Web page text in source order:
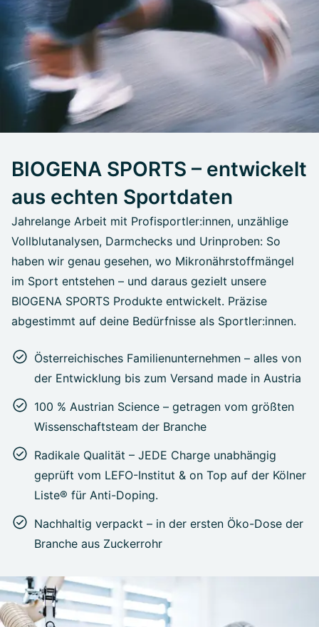
BIOGENA SPORTS – entwickelt
aus echten Sportdaten
Jahrelange Arbeit mit Profisportler:innen, unzählige
Vollblutanalysen, Darmchecks und Urinproben: So
haben wir genau gesehen, wo Mikronährstoffmängel
im Sport entstehen – und daraus gezielt unsere
BIOGENA SPORTS Produkte entwickelt. Präzise
abgestimmt auf deine Bedürfnisse als Sportler:innen.
Österreichisches Familienunternehmen – alles von
der Entwicklung bis zum Versand made in Austria
100 % Austrian Science – getragen vom größten
Wissenschaftsteam der Branche
Radikale Qualität – JEDE Charge unabhängig
geprüft vom LEFO-Institut & on Top auf der Kölner
Liste® für Anti-Doping.
Nachhaltig verpackt – in der ersten Öko-Dose der
Branche aus Zuckerrohr